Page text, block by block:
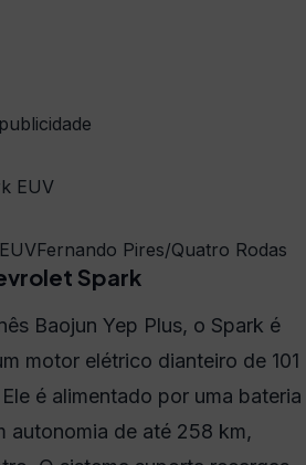
Fernando Pires/Quatro Rodas
Spark
Baojun Yep Plus, o Spark é
motor elétrico dianteiro de 101
é alimentado por uma bateria
autonomia de até 258 km,